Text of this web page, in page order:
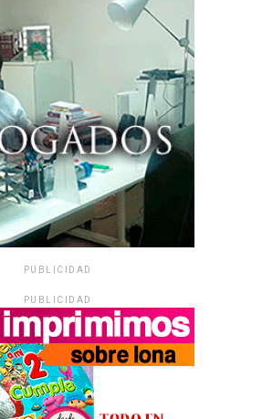
PUBLICIDAD
PUBLICIDAD